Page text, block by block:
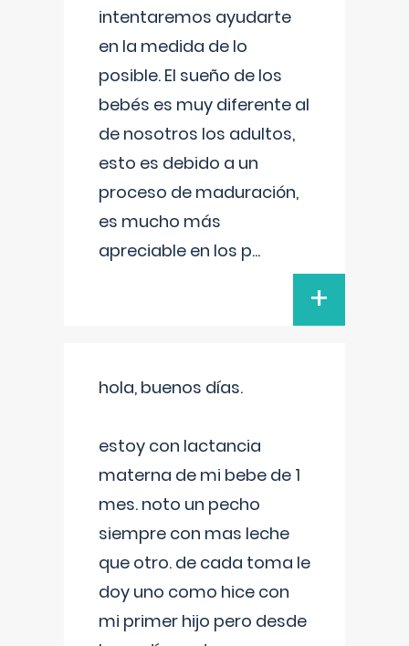
intentaremos ayudarte
en la medida de lo
posible. El sueño de los
bebés es muy diferente al
de nosotros los adultos,
esto es debido a un
proceso de maduración,
es mucho más
apreciable en los p...
+
hola, buenos días.
estoy con lactancia
materna de mi bebe de 1
mes. noto un pecho
siempre con mas leche
que otro. de cada toma le
doy uno como hice con
mi primer hijo pero desde